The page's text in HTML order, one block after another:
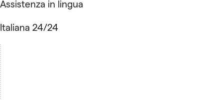
Assistenza in lingua
Italiana 24/24